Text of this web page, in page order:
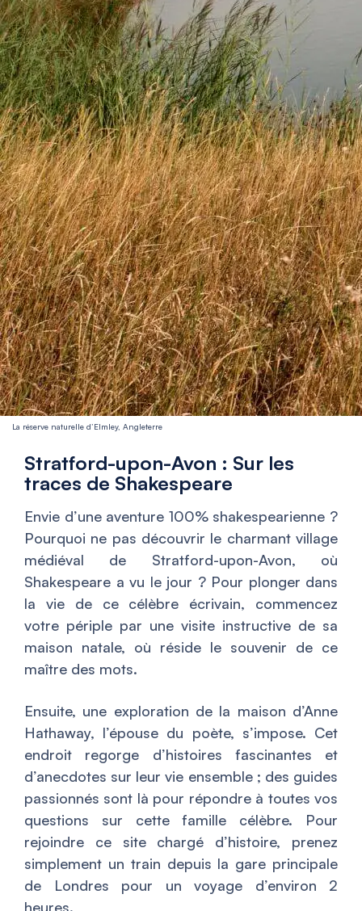
La réserve naturelle d’Elmley, Angleterre
Stratford-upon-Avon : Sur les
traces de Shakespeare
Envie d’une aventure 100% shakespearienne ?
Pourquoi ne pas découvrir le charmant village
médiéval de Stratford-upon-Avon, où
Shakespeare a vu le jour ? Pour plonger dans
la vie de ce célèbre écrivain, commencez
votre périple par une visite instructive de sa
maison natale, où réside le souvenir de ce
maître des mots.
Ensuite, une exploration de la maison d’Anne
Hathaway, l’épouse du poète, s’impose. Cet
endroit regorge d’histoires fascinantes et
d’anecdotes sur leur vie ensemble ; des guides
passionnés sont là pour répondre à toutes vos
questions sur cette famille célèbre. Pour
rejoindre ce site chargé d’histoire, prenez
simplement un train depuis la gare principale
de Londres pour un voyage d’environ 2
heures.